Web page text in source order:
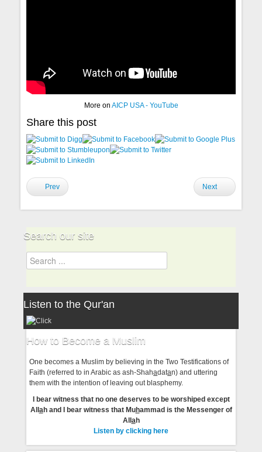
More on AICP USA - YouTube
Share this post
Prev Next
Search our site
Listen to the Qur'an
How to Become a Muslim
One becomes a Muslim by believing in the Two Testifications of
Faith (referred to in Arabic as ash-Shahadatan) and uttering
them with the intention of leaving out blasphemy.
I bear witness that no one deserves to be worshiped except
All ah and I bear witness that Muhammad is the Messenger of
All ah
Listen by clicking here